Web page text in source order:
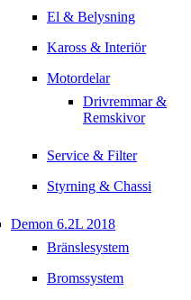
El & Belysning
Kaross & Interiör
Motordelar
Drivremmar &
Remskivor
Service & Filter
Styrning & Chassi
Demon 6.2L 2018
Bränslesystem
Bromssystem